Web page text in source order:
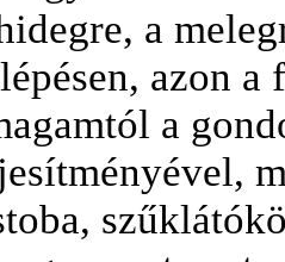
a
azon
a